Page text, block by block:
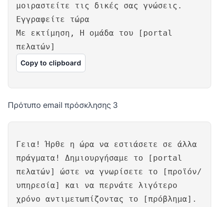
μοιραστείτε τις δικές σας γνώσεις.
Εγγραφείτε τώρα
Με εκτίμηση, Η ομάδα του [portal
πελατών]
Copy to clipboard
Πρότυπο email πρόσκλησης 3
Γεια! Ήρθε η ώρα να εστιάσετε σε άλλα
πράγματα! Δημιουργήσαμε το [portal
πελατών] ώστε να γνωρίσετε το [προϊόν/
υπηρεσία] και να περνάτε λιγότερο
χρόνο αντιμετωπίζοντας το [πρόβλημα].